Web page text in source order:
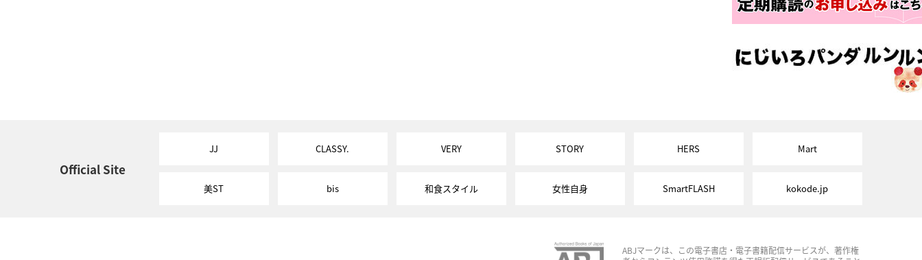
Official Site
JJ CLASSY. VERY STORY HERS Mart
美ST bis 和食スタイル 女性自身 SmartFLASH kokode.jp
ABJマークは、この電子書店・電子書籍配信サービスが、著作権